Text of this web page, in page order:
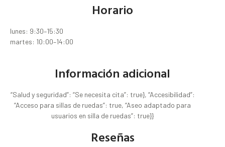
Horario
lunes: 9:30–15:30
martes: 10:00–14:00
Información adicional
“Salud y seguridad”: “Se necesita cita”: true}, “Accesibilidad”:
“Acceso para sillas de ruedas”: true, “Aseo adaptado para
usuarios en silla de ruedas”: true}}
Reseñas